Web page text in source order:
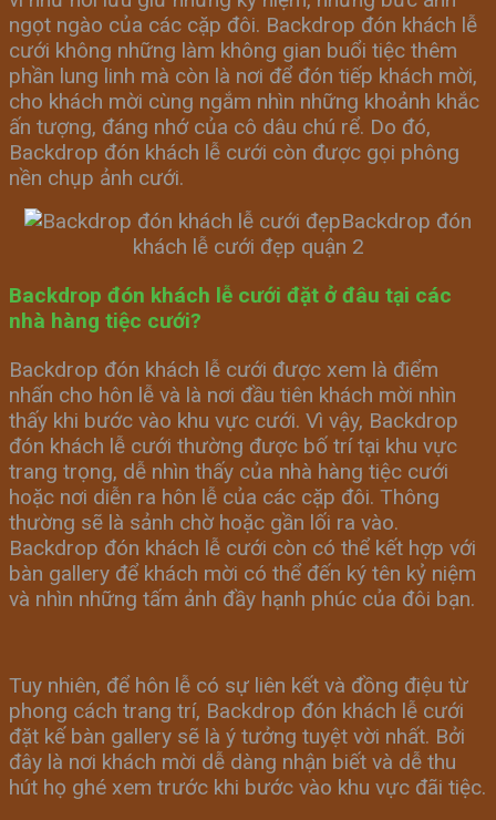
ngọt ngào của các cặp đôi. Backdrop đón khách lễ
cưới không những làm không gian buổi tiệc thêm
phần lung linh mà còn là nơi để đón tiếp khách mời,
cho khách mời cùng ngắm nhìn những khoảnh khắc
ấn tượng, đáng nhớ của cô dâu chú rể. Do đó,
Backdrop đón khách lễ cưới còn được gọi phông
nền chụp ảnh cưới.
Backdrop đón
khách lễ cưới đẹp quận 2
Backdrop đón khách lễ cưới đặt ở đâu tại các
nhà hàng tiệc cưới?
Backdrop đón khách lễ cưới được xem là điểm
nhấn cho hôn lễ và là nơi đầu tiên khách mời nhìn
thấy khi bước vào khu vực cưới. Vì vậy, Backdrop
đón khách lễ cưới thường được bố trí tại khu vực
trang trọng, dễ nhìn thấy của nhà hàng tiệc cưới
hoặc nơi diễn ra hôn lễ của các cặp đôi. Thông
thường sẽ là sảnh chờ hoặc gần lối ra vào.
Backdrop đón khách lễ cưới còn có thể kết hợp với
bàn gallery để khách mời có thể đến ký tên kỷ niệm
và nhìn những tấm ảnh đầy hạnh phúc của đôi bạn.
Tuy nhiên, để hôn lễ có sự liên kết và đồng điệu từ
phong cách trang trí, Backdrop đón khách lễ cưới
đặt kế bàn gallery sẽ là ý tưởng tuyệt vời nhất. Bởi
đây là nơi khách mời dễ dàng nhận biết và dễ thu
hút họ ghé xem trước khi bước vào khu vực đãi tiệc.